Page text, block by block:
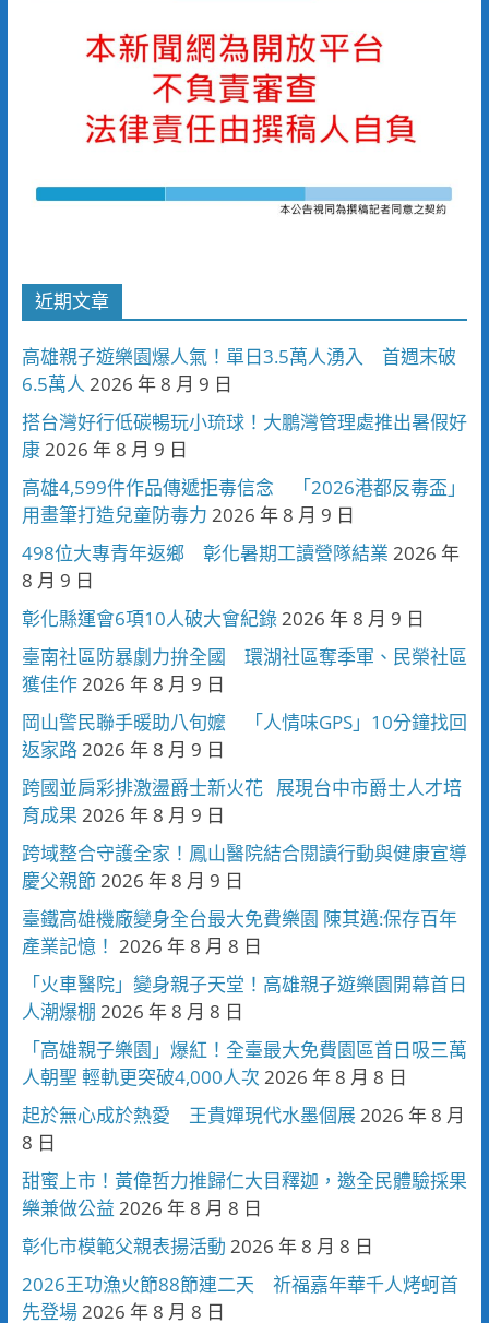
近期文章
高雄親子遊樂園爆人氣！單日3.5萬人湧入 首週末破
6.5萬人 2026 年 8 月 9 日
搭台灣好行低碳暢玩小琉球！大鵬灣管理處推出暑假好
康2026 年 8 月 9 日
高雄4,599件作品傳遞拒毒信念 「2026港都反毒盃」
用畫筆打造兒童防毒力 2026 年 8 月 9 日
498位大專青年返鄉 彰化暑期工讀營隊結業 2026 年
8 月 9 日
彰化縣運會6項10人破大會紀錄2026 年 8 月 9 日
臺南社區防暴劇力拚全國 環湖社區奪季軍、民榮社區
獲佳作2026 年 8 月 9 日
岡山警民聯手暖助八旬嬤 「人情味GPS」10分鐘找回
返家路2026 年 8 月 9 日
跨國並肩彩排激盪爵士新火花 展現台中市爵士人才培
育成果 2026 年 8 月 9 日
跨域整合守護全家！鳳山醫院結合閱讀行動與健康宣導
慶父親節2026 年 8 月 9 日
臺鐵高雄機廠變身全台最大免費樂園 陳其邁:保存百年
產業記憶！ 2026 年 8 月 8 日
「火車醫院」變身親子天堂！高雄親子遊樂園開幕首日
人潮爆棚 2026 年 8 月 8 日
「高雄親子樂園」爆紅！全臺最大免費園區首日吸三萬
人朝聖 輕軌更突破4,000人次 2026 年 8 月 8 日
起於無心成於熱愛 王貴嬋現代水墨個展2026 年 8 月
8 日
甜蜜上市！黃偉哲力推歸仁大目釋迦，邀全民體驗採果
樂兼做公益 2026 年 8 月 8 日
彰化市模範父親表揚活動 2026 年 8 月 8 日
2026王功漁火節88節連二天 祈福嘉年華千人烤蚵首
先登場2026 年 8 月 8 日